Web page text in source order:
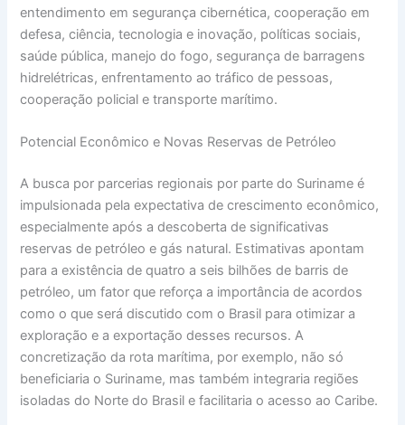
entendimento em segurança cibernética, cooperação em
defesa, ciência, tecnologia e inovação, políticas sociais,
saúde pública, manejo do fogo, segurança de barragens
hidrelétricas, enfrentamento ao tráfico de pessoas,
cooperação policial e transporte marítimo.
Potencial Econômico e Novas Reservas de Petróleo
A busca por parcerias regionais por parte do Suriname é
impulsionada pela expectativa de crescimento econômico,
especialmente após a descoberta de significativas
reservas de petróleo e gás natural. Estimativas apontam
para a existência de quatro a seis bilhões de barris de
petróleo, um fator que reforça a importância de acordos
como o que será discutido com o Brasil para otimizar a
exploração e a exportação desses recursos. A
concretização da rota marítima, por exemplo, não só
beneficiaria o Suriname, mas também integraria regiões
isoladas do Norte do Brasil e facilitaria o acesso ao Caribe.